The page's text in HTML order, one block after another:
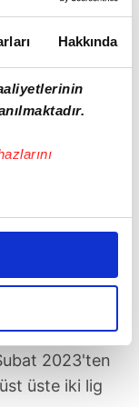
Hakkında
özel
yaparken
sunmak
adına
bu noktada,
tek gelir
atan
sarsmayı
2023'ten
üste iki lig